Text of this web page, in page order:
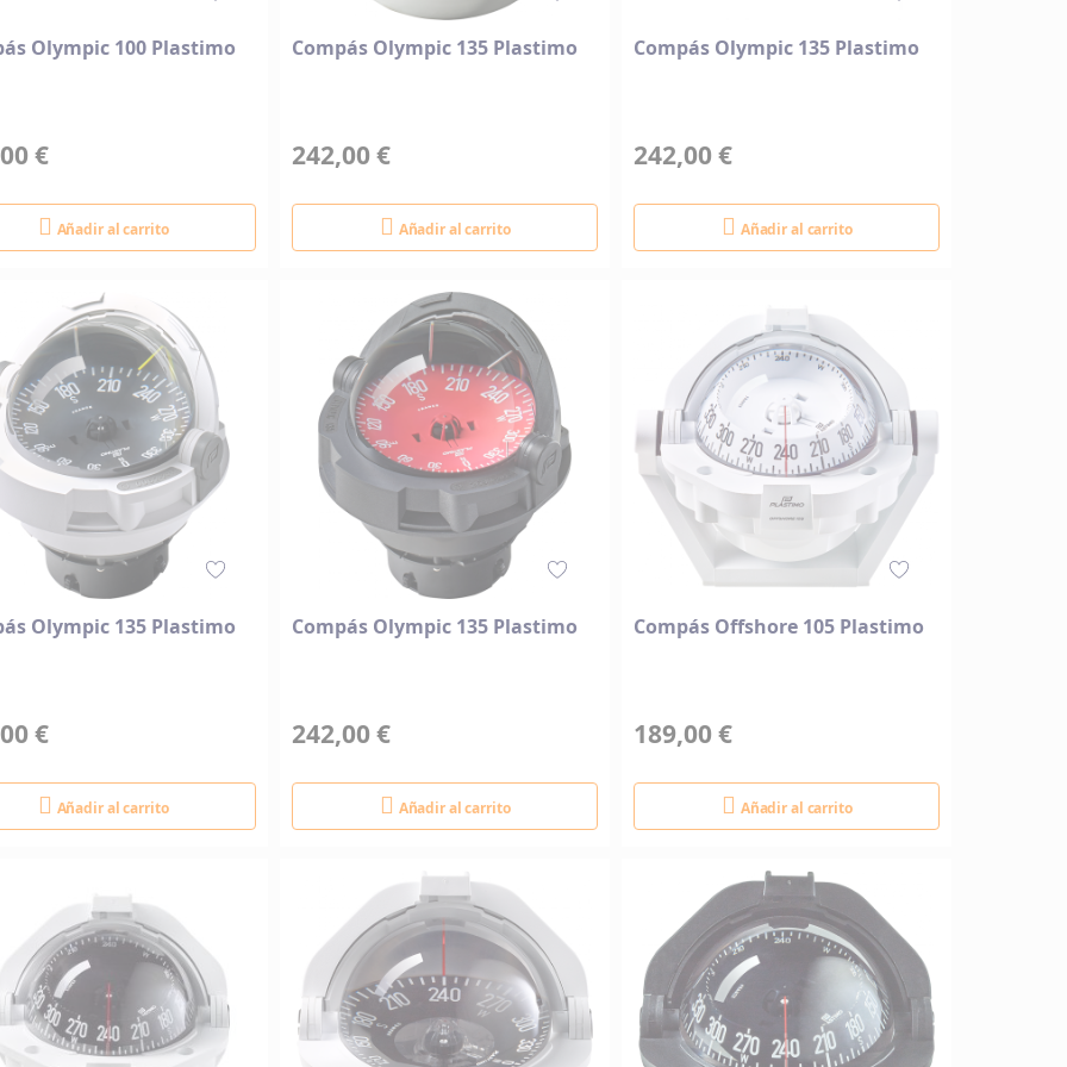
Olympic 100 Plastimo
€
Añadir al carrito
Compás Olympic 135 Plastimo
242,00 €
Añadir al carrito
Compás Olympic 135 Plastimo
242,00 €
Añadir al carrito
Olympic 135 Plastimo
€
Añadir al carrito
Compás Olympic 135 Plastimo
242,00 €
Añadir al carrito
Compás Offshore 105 Plastimo
189,00 €
Añadir al carrito